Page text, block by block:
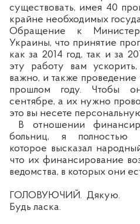
существовать, имея 40
крайне необходимых
Обращение к
Украины, что принятие
как за 2014 год, так и за
эту работу вам
важно, и также проведение
прошлом году. Чтобы
сентябре, а их нужно
это вы несете
В отношении
больниц, я полностью
которое высказал
что их финансирование
ведомства, в которых они
ГОЛОВУЮЧИЙ. Дякую.
Будь ласка.